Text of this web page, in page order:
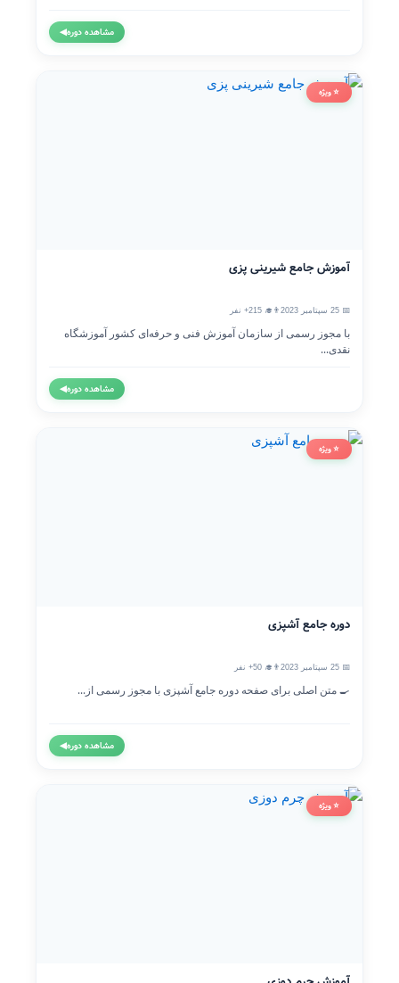
مشاهده دوره◀
⭐ ویژه
آموزش جامع شیرینی پزی
📅 25 سپتامبر 2023 👨‍🎓 215+ نفر
با مجوز رسمی از سازمان آموزش فنی و حرفه‌ای کشور آموزشگاه
نقدی...
مشاهده دوره◀
⭐ ویژه
دوره جامع آشپزی
📅 25 سپتامبر 2023 👨‍🎓 50+ نفر
🍳 متن اصلی برای صفحه دوره جامع آشپزی با مجوز رسمی از...
مشاهده دوره◀
⭐ ویژه